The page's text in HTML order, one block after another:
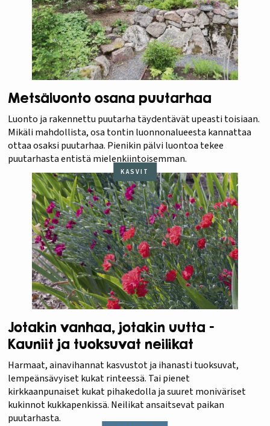
Metsäluonto osana puutarhaa
Luonto ja rakennettu puutarha täydentävät upeasti toisiaan.
Mikäli mahdollista, osa tontin luonnonalueesta kannattaa
ottaa osaksi puutarhaa. Pienikin pälvi luontoa tekee
puutarhasta entistä mielenkiintoisemman.
KASVIT
Jotakin vanhaa, jotakin uutta –
Kauniit ja tuoksuvat neilikat
Harmaat, ainavihannat kasvustot ja ihanasti tuoksuvat,
lempeänsävyiset kukat rinteessä. Tai pienet
kirkkaanpunaiset kukat pihakedolla ja suuret moniväriset
kukinnot kukkapenkissä. Neilikat ansaitsevat paikan
puutarhasta.